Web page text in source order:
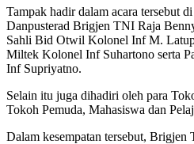
Tampak hadir dalam acara tersebut
Danpusterad Brigjen TNI Raja
Sahli Bid Otwil Kolonel Inf M.
Miltek Kolonel Inf Suhartono serta
Inf Supriyatno.
Selain itu juga dihadiri oleh para
Tokoh Pemuda, Mahasiswa dan
Dalam kesempatan tersebut,